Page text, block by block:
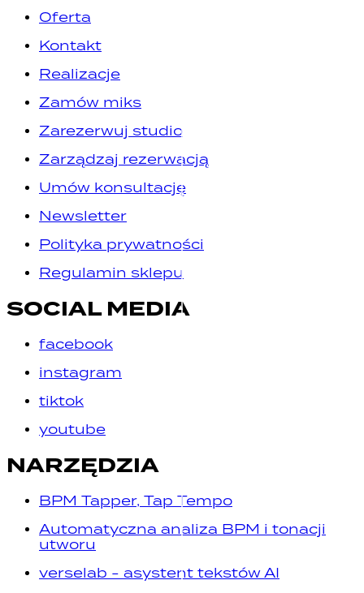
Oferta
Kontakt
Realizacje
Zamów miks
Zarezerwuj studio
Zarządzaj rezerwacją
Umów konsultację
Newsletter
Polityka prywatności
Regulamin sklepu
SOCIAL MEDIA
facebook
instagram
tiktok
youtube
NARZĘDZIA
BPM Tapper, Tap Tempo
Automatyczna analiza BPM i tonacji
utworu
verselab - asystent tekstów AI